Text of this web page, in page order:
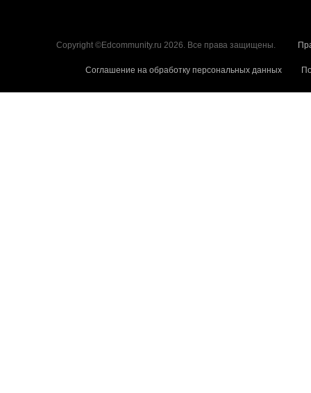
Copyright ©Edcommunity.ru 2026. Все права защищены.
Соглашение на обработку персональных данных